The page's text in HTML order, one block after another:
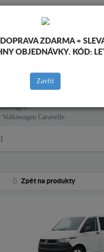
info@krytpodmotor.com
Caravelle
Zpět na produkty
DOPRAVA ZDARMA +
OBJEDNÁVKY. KÓD:
Zavřít